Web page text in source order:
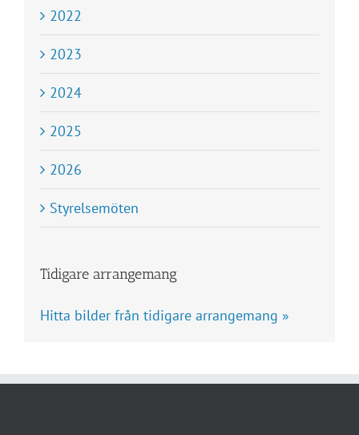
2022
2023
2024
2025
2026
Styrelsemöten
Tidigare arrangemang
Hitta bilder från tidigare arrangemang »